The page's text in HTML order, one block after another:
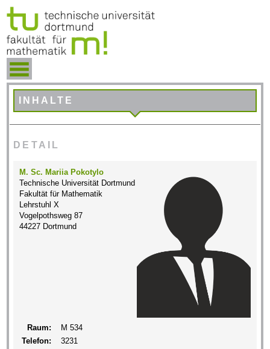
INHALTE
DETAIL
M. Sc. Mariia Pokotylo
Technische Universität Dortmund
Fakultät für Mathematik
Lehrstuhl X
Vogelpothsweg 87
44227 Dortmund
Raum:
M 534
Telefon:
3231